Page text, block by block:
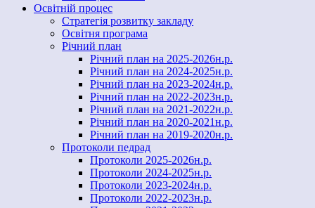
Освітній процес
Стратегія розвитку закладу
Освітня програма
Річний план
Річний план на 2025-2026н.р.
Річний план на 2024-2025н.р.
Річний план на 2023-2024н.р.
Річний план на 2022-2023н.р.
Річний план на 2021-2022н.р.
Річний план на 2020-2021н.р.
Річний план на 2019-2020н.р.
Протоколи педрад
Протоколи 2025-2026н.р.
Протоколи 2024-2025н.р.
Протоколи 2023-2024н.р.
Протоколи 2022-2023н.р.